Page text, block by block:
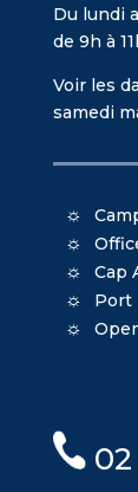
Du lundi
de 9h à
Voir les
samedi
Cap
Port